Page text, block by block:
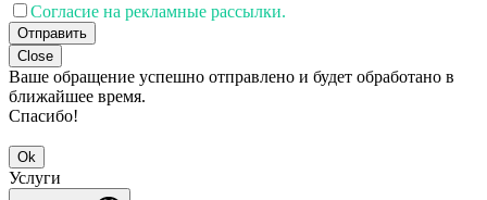
Согласие на рекламные рассылки.
Отправить
Close
Ваше обращение успешно отправлено и будет обработано в
ближайшее время.
Спасибо!
Ok
Услуги